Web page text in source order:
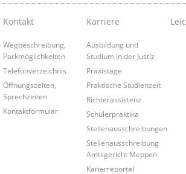
Kontakt
Wegbeschreibung,
Parkmöglichkeiten
Telefonverzeichnis
Öffnungszeiten,
Sprechzeiten
Kontaktformular
Karriere
Ausbildung und
Studium in der Justiz
Praxistage
Praktische Studienzeit
Richterassistenz
Schülerpraktika
Stellenausschreibungen
Stellenausschreibung
Amtsgericht Meppen
Karierreportal